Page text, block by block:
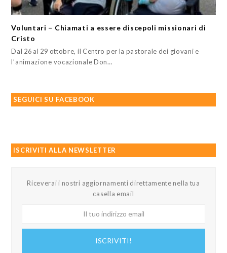
Voluntari – Chiamati a essere discepoli missionari di
Cristo
Dal 26 al 29 ottobre, il Centro per la pastorale dei giovani e
l’animazione vocazionale Don…
SEGUICI SU FACEBOOK
ISCRIVITI ALLA NEWSLETTER
Riceverai i nostri aggiornamenti direttamente nella tua
casella email
ISCRIVITI!